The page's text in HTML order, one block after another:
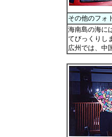
その他のフ
海南島の海に
てびっくりし
広州では、中